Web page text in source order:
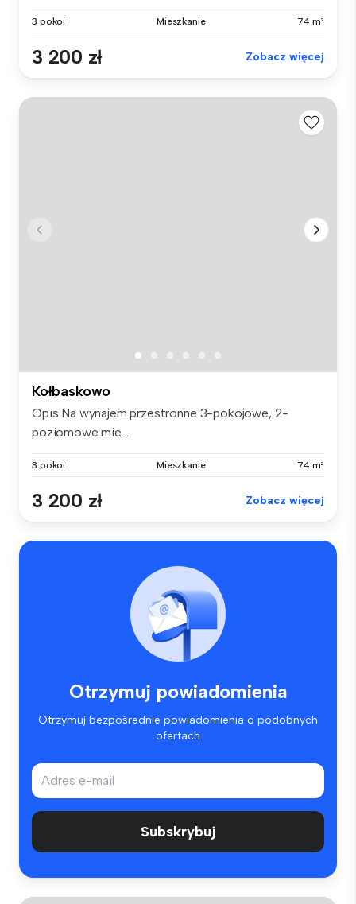
3 pokoi Mieszkanie 74 m²
3 200 zł Zobacz więcej
Kołbaskowo
Opis Na wynajem przestronne 3-pokojowe, 2-
poziomowe mie...
3 pokoi Mieszkanie 74 m²
3 200 zł Zobacz więcej
Otrzymuj powiadomienia
Otrzymuj bezpośrednie powiadomienia o podobnych
ofertach
Subskrybuj